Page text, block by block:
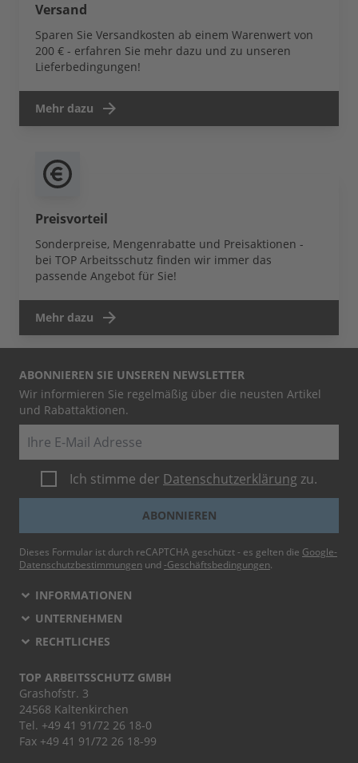
Versand
Sparen Sie Versandkosten ab einem Warenwert von
200 € - erfahren Sie mehr dazu und zu unseren
Lieferbedingungen!
Mehr dazu
Preisvorteil
Sonderpreise, Mengenrabatte und Preisaktionen -
bei TOP Arbeitsschutz finden wir immer das
passende Angebot für Sie!
Mehr dazu
ABONNIEREN SIE UNSEREN NEWSLETTER
Wir informieren Sie regelmäßig über die neusten Artikel
und Rabattaktionen.
Ich stimme der Datenschutzerklärung zu.
ABONNIEREN
Dieses Formular ist durch reCAPTCHA geschützt - es gelten die Google-
Datenschutzbestimmungen und -Geschäftsbedingungen.
INFORMATIONEN
UNTERNEHMEN
RECHTLICHES
TOP ARBEITSSCHUTZ GMBH
Grashofstr. 3
24568 Kaltenkirchen
Tel. +49 41 91/72 26 18-0
Fax +49 41 91/72 26 18-99